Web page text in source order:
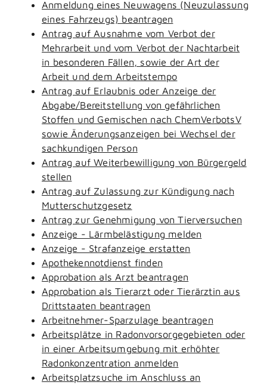
Anmeldung eines Neuwagens (Neuzulassung
eines Fahrzeugs) beantragen
Antrag auf Ausnahme vom Verbot der
Mehrarbeit und vom Verbot der Nachtarbeit
in besonderen Fällen, sowie der Art der
Arbeit und dem Arbeitstempo
Antrag auf Erlaubnis oder Anzeige der
Abgabe/Bereitstellung von gefährlichen
Stoffen und Gemischen nach ChemVerbotsV
sowie Änderungsanzeigen bei Wechsel der
sachkundigen Person
Antrag auf Weiterbewilligung von Bürgergeld
stellen
Antrag auf Zulassung zur Kündigung nach
Mutterschutzgesetz
Antrag zur Genehmigung von Tierversuchen
Anzeige - Lärmbelästigung melden
Anzeige - Strafanzeige erstatten
Apothekennotdienst finden
Approbation als Arzt beantragen
Approbation als Tierarzt oder Tierärztin aus
Drittstaaten beantragen
Arbeitnehmer-Sparzulage beantragen
Arbeitsplätze in Radonvorsorgegebieten oder
in einer Arbeitsumgebung mit erhöhter
Radonkonzentration anmelden
Arbeitsplatzsuche im Anschluss an